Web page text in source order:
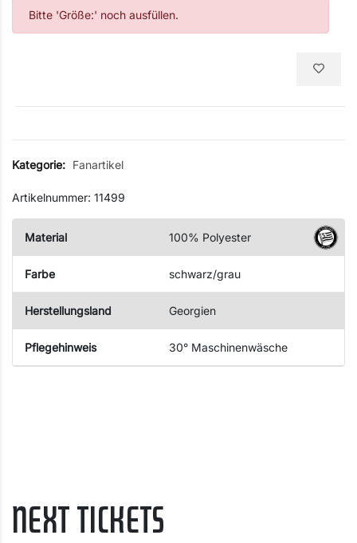
Bitte 'Größe:' noch ausfüllen.
Kategorie: Fanartikel
Artikelnummer: 11499
Material 100% Polyester
Farbe schwarz/grau
Herstellungsland Georgien
Pflegehinweis 30° Maschinenwäsche
NEXT TICKETS